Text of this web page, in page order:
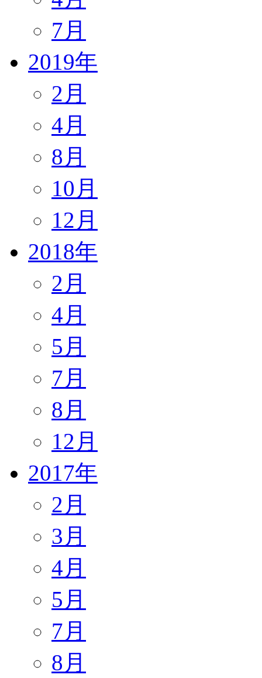
7月
2019年
2月
4月
8月
10月
12月
2018年
2月
4月
5月
7月
8月
12月
2017年
2月
3月
4月
5月
7月
8月